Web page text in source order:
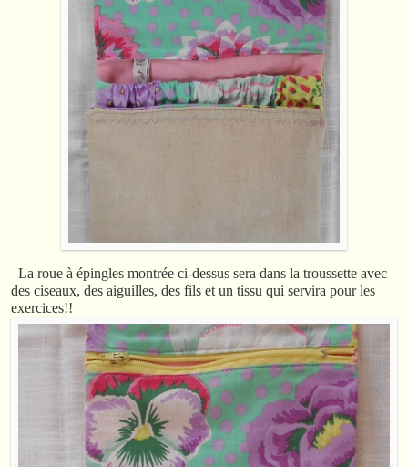
La roue à épingles montrée ci-dessus sera dans la troussette avec
des ciseaux, des aiguilles, des fils et un tissu qui servira pour les
exercices!!